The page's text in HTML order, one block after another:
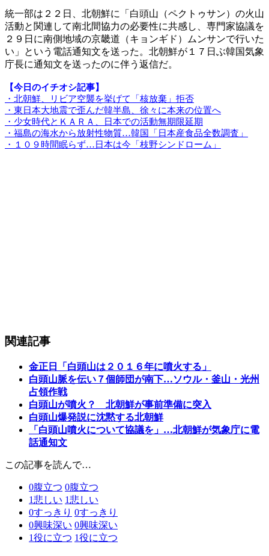
統一部は２２日、北朝鮮に「白頭山（ペクトゥサン）の火山
活動と関連して南北間協力の必要性に共感し、専門家協議を
２９日に南側地域の京畿道（キョンギド）ムンサンで行いた
い」という電話通知文を送った。北朝鮮が１７日ぶ韓国気象
庁長に通知文を送ったのに伴う返信だ。
【今日のイチオシ記事】
・北朝鮮、リビア空襲を挙げて「核放棄」拒否
・東日本大地震で歪んだ韓半島、徐々に本来の位置へ
・少女時代とＫＡＲＡ、日本での活動無期限延期
・福島の海水から放射性物質…韓国「日本産食品全数調査」
・１０９時間眠らず…日本は今「枝野シンドローム」
関連記事
金正日「白頭山は２０１６年に噴火する」
白頭山脈を伝い７個師団が南下…ソウル・釜山・光州
占領作戦
白頭山が噴火？ 北朝鮮が事前準備に突入
白頭山爆発説に沈黙する北朝鮮
「白頭山噴火について協議を」…北朝鮮が気象庁に電
話通知文
この記事を読んで…
0腹立つ 0腹立つ
1悲しい 1悲しい
0すっきり 0すっきり
0興味深い 0興味深い
1役に立つ 1役に立つ